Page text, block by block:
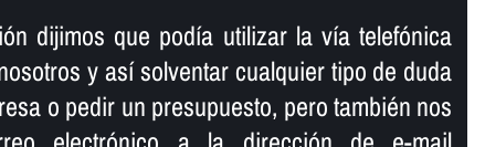
dijimos que podí­a utilizar la ví­a telefónica
y así­ solventar cualquier tipo de duda
o pedir un presupuesto, pero también nos